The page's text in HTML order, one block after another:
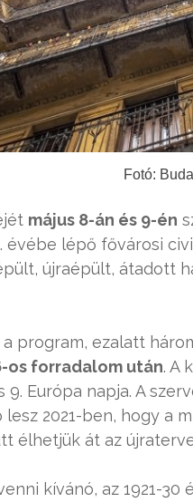
Fotó:
május 8-án és 9-én
évébe lépő fővárosi
újraépült, átadott
program, ezalatt
os forradalom után. A
9. Európa napja. A
2021-ben, hogy a
élhetjük át az
kívánó, az 1921-30